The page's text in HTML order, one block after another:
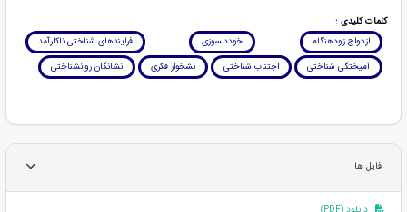
کلمات کلیدی :
ازدواج زودهنگام
خوددلسوزی
فرایندهای شناختی ناکارآمد
آمیختگی شناختی
اجتناب شناختی نشخوار فکری نشانگان روانشناختی
فایل ها
دانلود (PDF)